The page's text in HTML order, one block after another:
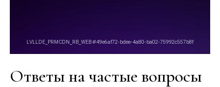
Ответы на частые вопросы